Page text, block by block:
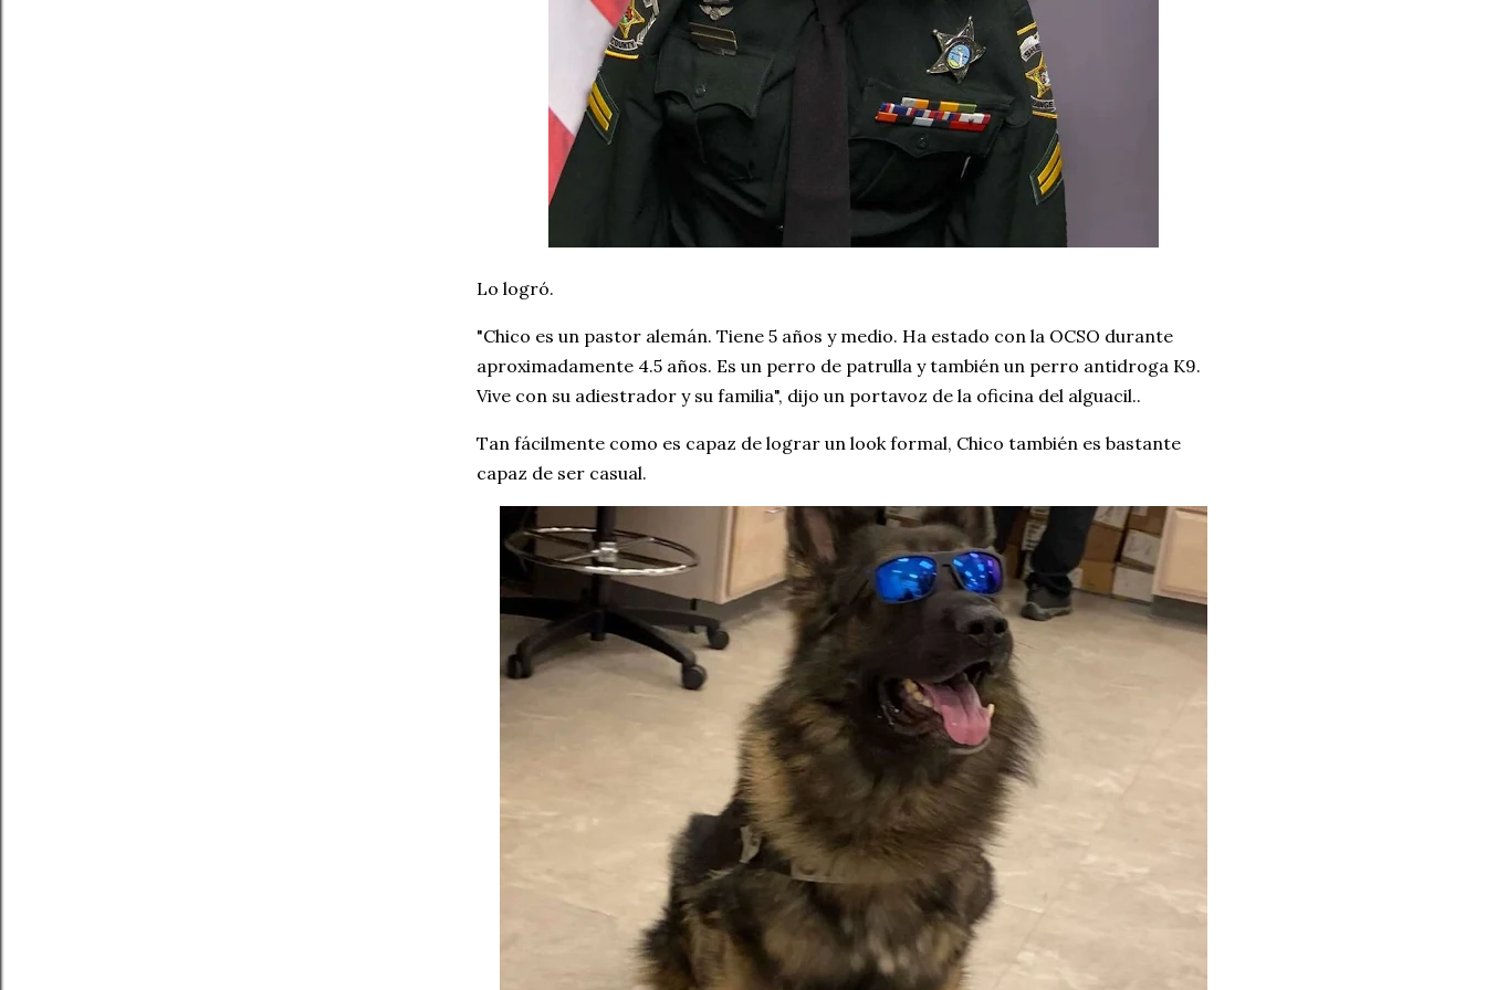
Lo logró.
"Chico es un pastor alemán. Tiene 5 años y medio. Ha estado con la OCSO durante
aproximadamente 4.5 años. Es un perro de patrulla y también un perro antidroga K9.
Vive con su adiestrador y su familia", dijo un portavoz de la oficina del alguacil..
Tan fácilmente como es capaz de lograr un look formal, Chico también es bastante
capaz de ser casual.